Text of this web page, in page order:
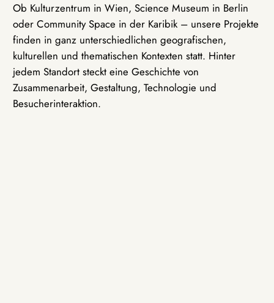
Ob Kulturzentrum in Wien, Science Museum in Berlin
oder Community Space in der Karibik – unsere Projekte
finden in ganz unterschiedlichen geografischen,
kulturellen und thematischen Kontexten statt. Hinter
jedem Standort steckt eine Geschichte von
Zusammenarbeit, Gestaltung, Technologie und
Besucherinteraktion.